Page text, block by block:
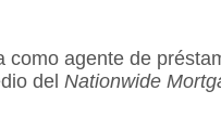
agente de
del Nationwide